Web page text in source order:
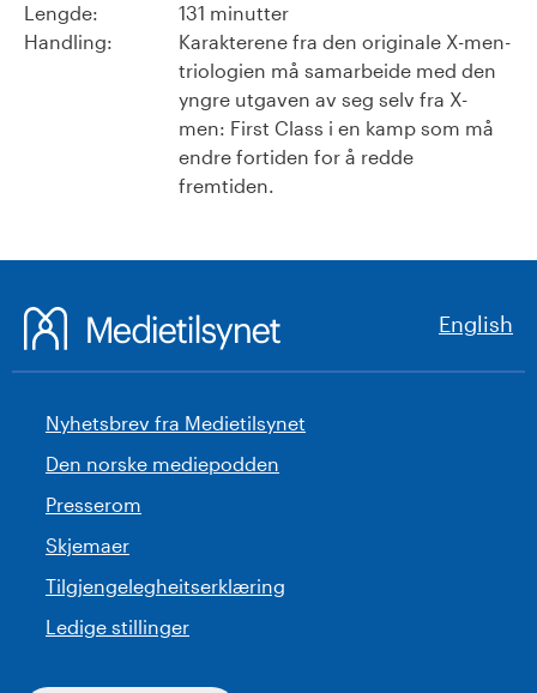
Lengde:
131 minutter
Handling:
Karakterene fra den originale X-men-
triologien må samarbeide med den
yngre utgaven av seg selv fra X-
men: First Class i en kamp som må
endre fortiden for å redde
fremtiden.
English
Nyhetsbrev fra Medietilsynet
Den norske mediepodden
Presserom
Skjemaer
Tilgjengelegheitserklæring
Ledige stillinger